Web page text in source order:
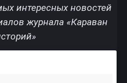
интересных новостей
журнала «Караван